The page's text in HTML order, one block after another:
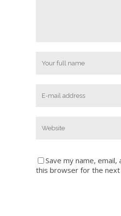
Save my name, email,
this browser for the